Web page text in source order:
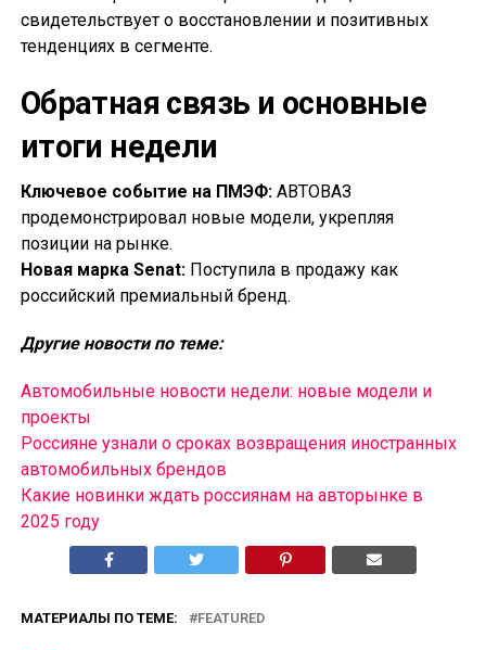
свидетельствует о восстановлении и позитивных
тенденциях в сегменте.
Обратная связь и основные
итоги недели
Ключевое событие на ПМЭФ:АВТОВАЗ
продемонстрировал новые модели, укрепляя
позиции на рынке.
Новая марка Senat:Поступила в продажу как
российский премиальный бренд.
Другие новости по теме:
Автомобильные новости недели: новые модели и
проекты
Россияне узнали о сроках возвращения иностранных
автомобильных брендов
Какие новинки ждать россиянам на авторынке в
2025 году
МАТЕРИАЛЫ ПО ТЕМЕ: FEATURED